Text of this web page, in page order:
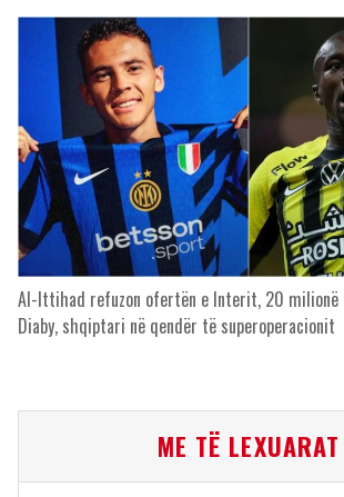
Al-Ittihad refuzon ofertën e Interit, 20 milionë
Diaby, shqiptari në qendër të superoperacionit
ME TË LEXUARAT